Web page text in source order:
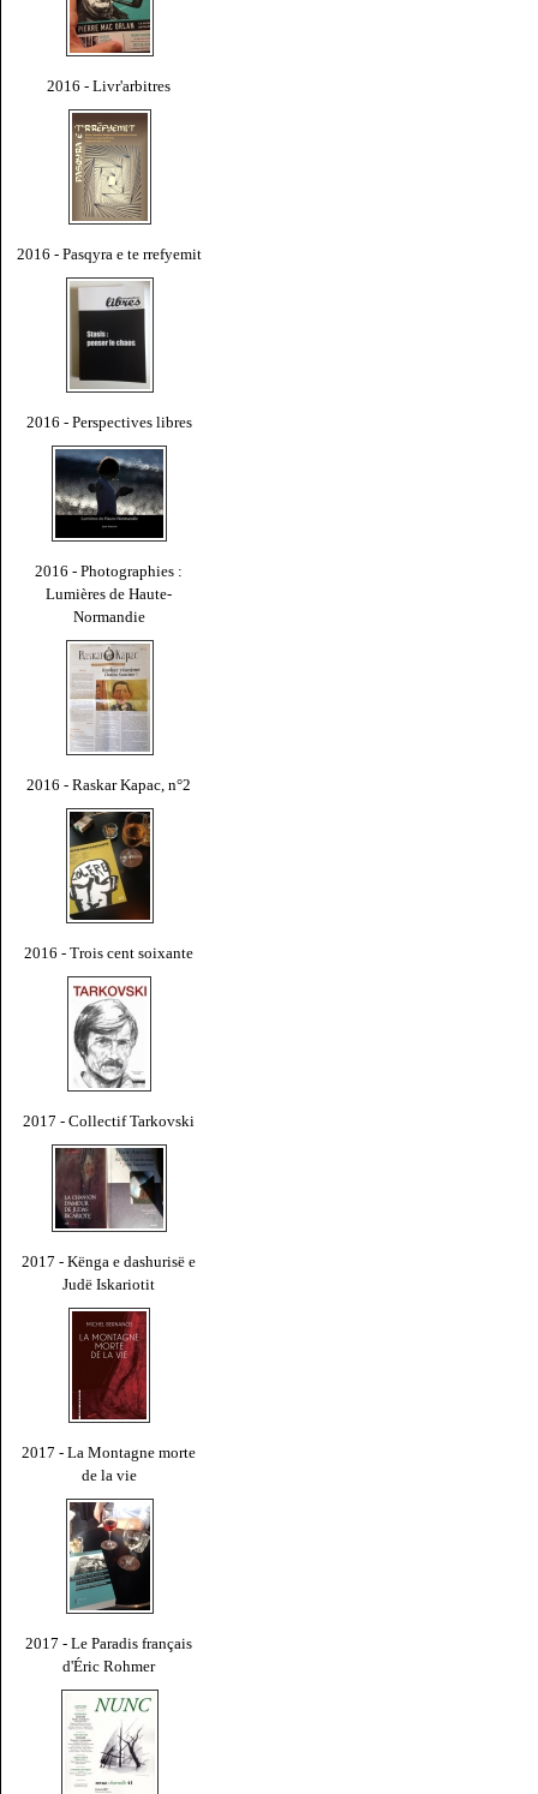
2016 - Livr'arbitres
2016 - Pasqyra e te rrefyemit
2016 - Perspectives libres
2016 - Photographies :
Lumières de Haute-
Normandie
2016 - Raskar Kapac, n°2
2016 - Trois cent soixante
2017 - Collectif Tarkovski
2017 - Kënga e dashurisë e
Judë Iskariotit
2017 - La Montagne morte
de la vie
2017 - Le Paradis français
d'Éric Rohmer